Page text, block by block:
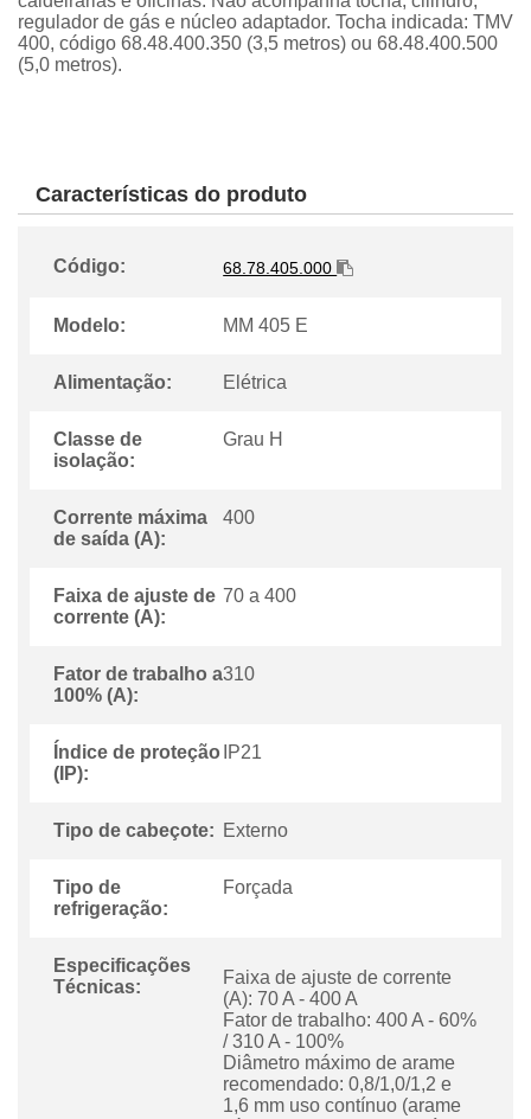
regulador de gás e núcleo adaptador. Tocha indicada: TMV
400, código 68.48.400.350 (3,5 metros) ou 68.48.400.500
(5,0 metros).
Características do produto
Código: 68.78.405.000
Modelo: MM 405 E
Alimentação: Elétrica
Classe de
isolação:
Grau H
Corrente máxima
de saída (A):
400
Faixa de ajuste de
corrente (A):
70 a 400
Fator de trabalho a
100% (A):
310
Índice de proteção
(IP):
IP21
Tipo de cabeçote: Externo
Tipo de
refrigeração:
Forçada
Especificações
Técnicas:
Faixa de ajuste de corrente
(A): 70 A - 400 A
Fator de trabalho: 400 A - 60%
/ 310 A - 100%
Diâmetro máximo de arame
recomendado: 0,8/1,0/1,2 e
1,6 mm uso contínuo (arame